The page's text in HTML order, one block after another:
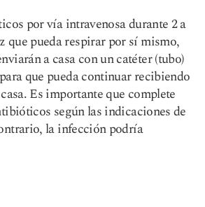
por vía intravenosa durante 2 a
que pueda respirar por sí mismo,
a casa con un catéter (tubo)
que pueda continuar recibiendo
Es importante que complete
según las indicaciones de
la infección podría